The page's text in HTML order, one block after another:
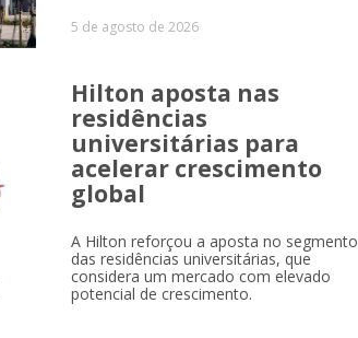
5 de agosto de 2026
Hilton aposta nas
residências
universitárias para
acelerar crescimento
global
A Hilton reforçou a aposta no segmento
das residências universitárias, que
considera um mercado com elevado
potencial de crescimento.